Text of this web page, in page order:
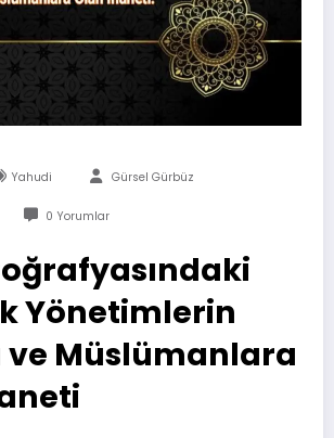
Yahudi Gürsel Gürbüz
0 Yorumlar
Yönetimlerin
ve Müslümanlara